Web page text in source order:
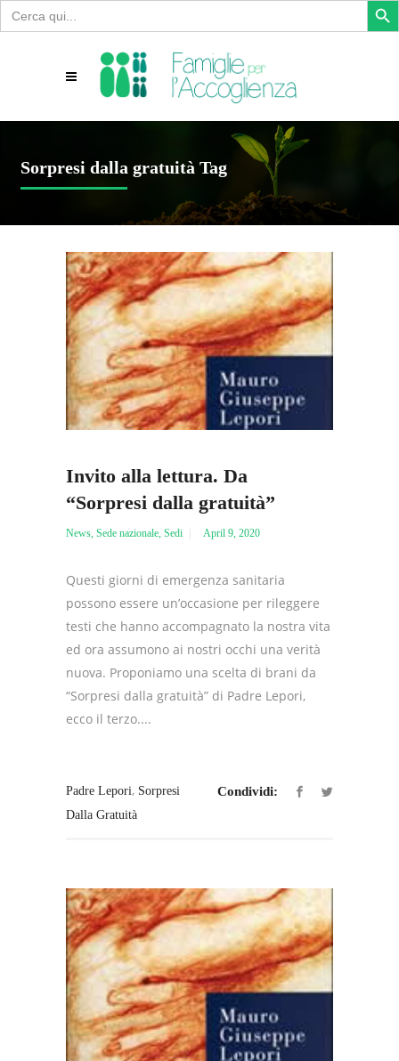
Search
for:
Sorpresi dalla gratuità Tag
Invito alla lettura. Da
“Sorpresi dalla gratuità”
News Sede nazionale Sedi April 9, 2020
Questi giorni di emergenza sanitaria
possono essere un’occasione per rileggere
testi che hanno accompagnato la nostra vita
ed ora assumono ai nostri occhi una verità
nuova. Proponiamo una scelta di brani da
“Sorpresi dalla gratuità” di Padre Lepori,
ecco il terzo....
Padre Lepori, Sorpresi
Dalla Gratuità
Condividi: